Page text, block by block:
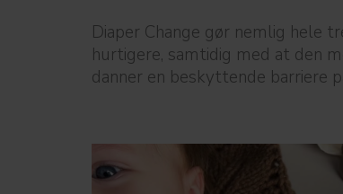
Diaper Change gør nemlig hele
hurtigere, samtidig med at den
danner en beskyttende barriere